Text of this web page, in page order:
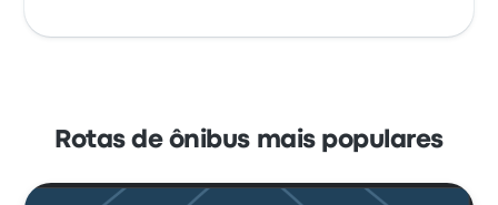
Rotas de ônibus mais populares